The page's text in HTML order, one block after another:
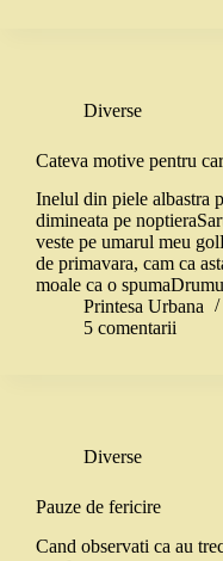
Diverse
Cateva motive pentru
Inelul din piele albastra
dimineata pe
veste pe umarul meu
de primavara, cam ca
moale ca o
Printesa Urbana
5 comentarii
Diverse
Pauze de fericire
Cand observati ca au